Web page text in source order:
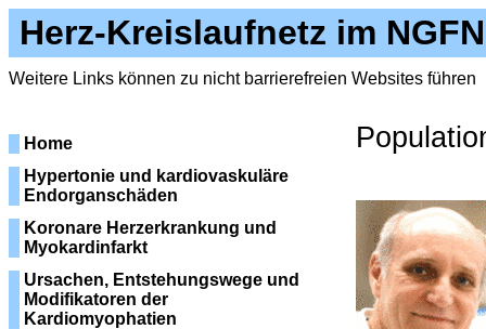
Herz-Kreislaufnetz im NGFN
Weitere Links können zu nicht barrierefreien Websites führen
Home
Hypertonie und kardiovaskuläre
Endorganschäden
Koronare Herzerkrankung und
Myokardinfarkt
Ursachen, Entstehungswege und
Modifikatoren der
Kardiomyophatien